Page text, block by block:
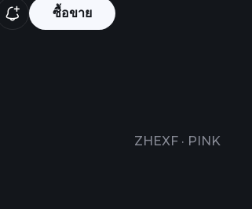
ซื้อขาย
ZHEXF · PINK